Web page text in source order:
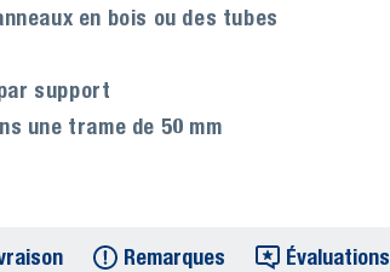
en bois ou des tubes
support
une trame de 50 mm
Remarques Évaluations